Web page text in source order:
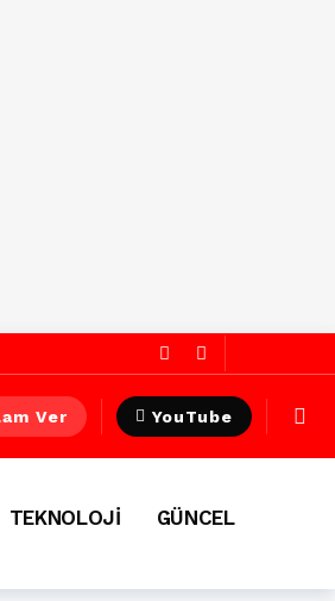
Ver YouTube
TEKNOLOJİ
GÜNCEL